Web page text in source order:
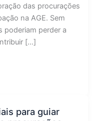
das procurações
na AGE. Sem
poderiam perder a
[…]
para guiar